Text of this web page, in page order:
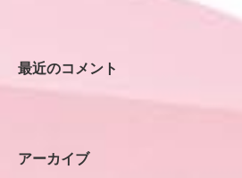
最近のコメント
アーカイブ